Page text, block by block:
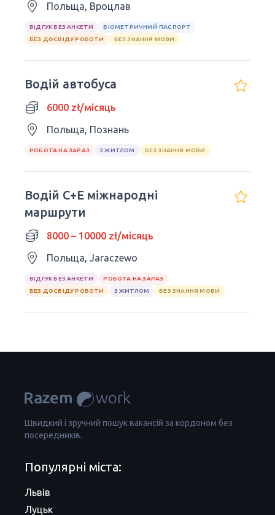
Польща, Вроцлав
ВІДГУК БЕЗ АНКЕТИ
БІОМЕТРИЧНИЙ ПАСПОРТ
БЕЗ ДОСВІДУ РОБОТИ
БЕЗ ЗНАННЯ МОВИ
Водій автобуса
6000 zł/місяць
Польща, Познань
РОБОТА НА ЗАРАЗ З ЖИТЛОМ БЕЗ ЗНАННЯ МОВИ
Водій C+E міжнародні
маршрути
8000 – 10000 zł/місяць
Польща, Jaraczewo
ВІДГУК БЕЗ АНКЕТИ
РОБОТА НА ЗАРАЗ
БЕЗ ДОСВІДУ РОБОТИ
З ЖИТЛОМ БЕЗ ЗНАННЯ МОВИ
Швидкий і зручний пошук вакансій за кордоном без
посередників.
Популярні міста:
Львів
Луцьк